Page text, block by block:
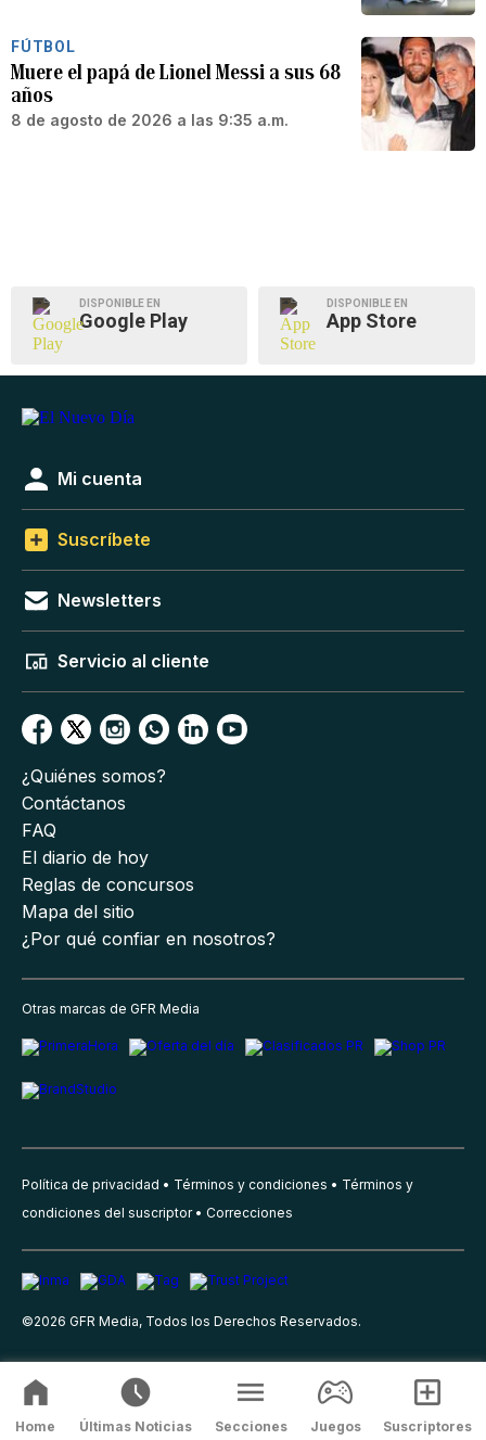
FÚTBOL
Muere el papá de Lionel Messi a sus 68
años
8 de agosto de 2026 a las 9:35 a.m.
DISPONIBLE EN
Google Play
DISPONIBLE EN
App Store
Mi cuenta
Suscríbete
Newsletters
Servicio al cliente
¿Quiénes somos?
Contáctanos
FAQ
El diario de hoy
Reglas de concursos
Mapa del sitio
¿Por qué confiar en nosotros?
Otras marcas de GFR Media
Política de privacidad Términos y condiciones
Términos y
condiciones del suscriptor
Correcciones
©2026 GFR Media, Todos los Derechos Reservados.
Home Últimas Noticias Secciones Juegos Suscriptores